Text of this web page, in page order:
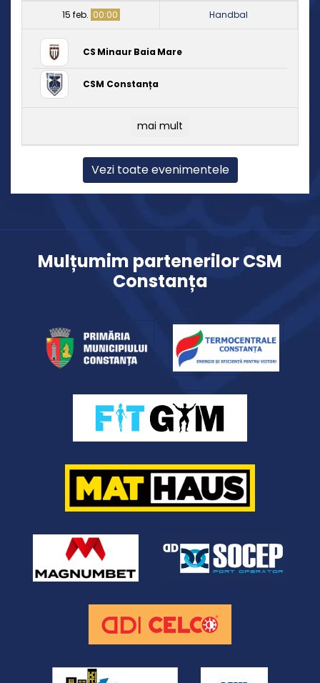
15 feb. 00:00 Handbal
CS Minaur Baia Mare
CSM Constanța
mai mult
Vezi toate evenimentele
Mulțumim partenerilor CSM
Constanța